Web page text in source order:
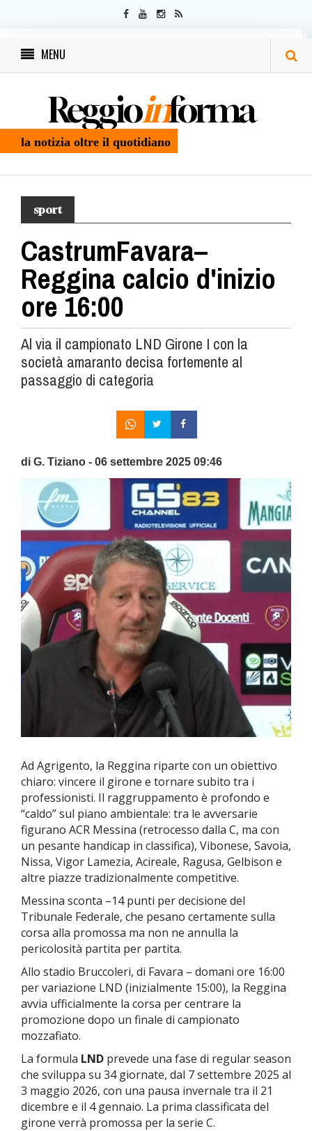
MENU
Reggioinforma
la notizia oltre il quotidiano
sport
CastrumFavara–
Reggina calcio d'inizio
ore 16:00
Al via il campionato LND Girone I con la
società amaranto decisa fortemente al
passaggio di categoria
di G. Tiziano - 06 settembre 2025 09:46
Ad Agrigento, la Reggina riparte con un obiettivo
chiaro: vincere il girone e tornare subito tra i
professionisti. Il raggruppamento è profondo e
“caldo” sul piano ambientale: tra le avversarie
figurano ACR Messina (retrocesso dalla C, ma con
un pesante handicap in classifica), Vibonese, Savoia,
Nissa, Vigor Lamezia, Acireale, Ragusa, Gelbison e
altre piazze tradizionalmente competitive.
Messina sconta –14 punti per decisione del
Tribunale Federale, che pesano certamente sulla
corsa alla promossa ma non ne annulla la
pericolosità partita per partita.
Allo stadio Bruccoleri, di Favara – domani ore 16:00
per variazione LND (inizialmente 15:00), la Reggina
avvia ufficialmente la corsa per centrare la
promozione dopo un finale di campionato
mozzafiato.
La formula LND prevede una fase di regular season
che sviluppa su 34 giornate, dal 7 settembre 2025 al
3 maggio 2026, con una pausa invernale tra il 21
dicembre e il 4 gennaio. La prima classificata del
girone verrà promossa per la serie C.